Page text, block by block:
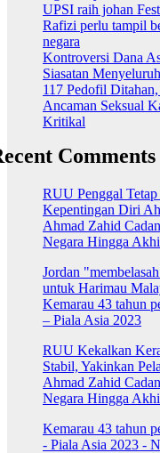
UPSI raih johan
Rafizi perlu tampil
negara
Kontroversi Dana
Siasatan Menyeluruh
117 Pedofil
Ancaman Seksual
Kritikal
Comments
RUU Penggal
Kepentingan Diri
Ahmad Zahid
Negara Hingga
Jordan
untuk Harimau
Kemarau 43 tahun
– Piala Asia 2023
RUU Kekalkan
Stabil, Yakinkan
Ahmad Zahid
Negara Hingga
Kemarau 43 tahun
- Piala Asia 2023 -